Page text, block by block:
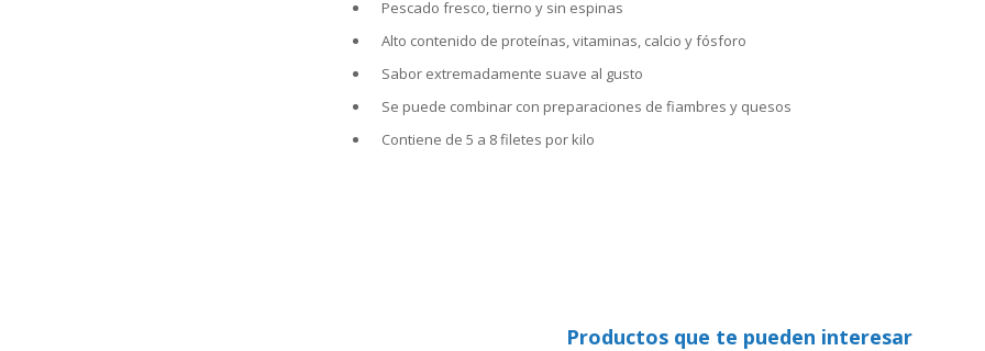
Pescado fresco, tierno y sin espinas
Alto contenido de proteínas, vitaminas, calcio y fósforo
Sabor extremadamente suave al gusto
Se puede combinar con preparaciones de fiambres y quesos
Contiene de 5 a 8 filetes por kilo
Productos que te pueden interesar